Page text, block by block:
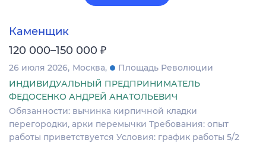
Каменщик
120 000–150 000 ₽
26 июля 2026 Москва
Площадь Революции
ИНДИВИДУАЛЬНЫЙ ПРЕДПРИНИМАТЕЛЬ
ФЕДОСЕНКО АНДРЕЙ АНАТОЛЬЕВИЧ
Обязанности: вычинка кирпичной кладки
перегородки, арки перемычки Требования: опыт
работы приветствуется Условия: график работы 5/2